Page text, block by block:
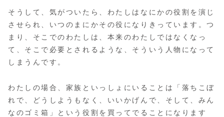
そうして、気がついたら、わたしはなにかの役割を演じ
させられ、いつのまにかその役になりきっています。つ
まり、そこでのわたしは、本来のわたしではなくなっ
て、そこで必要とされるような、そういう人物になって
しまうんです。
わたしの場合、家族といっしょにいることは「落ちこぼ
れで、どうしようもなく、いいかげんで、そして、みん
なのゴミ箱」という役割を買ってでることになります